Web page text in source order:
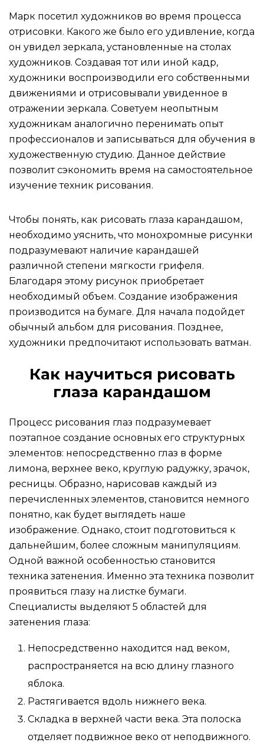
Марк посетил художников во время процесса
отрисовки. Какого же было его удивление, когда
он увидел зеркала, установленные на столах
художников. Создавая тот или иной кадр,
художники воспроизводили его собственными
движениями и отрисовывали увиденное в
отражении зеркала. Советуем неопытным
художникам аналогично перенимать опыт
профессионалов и записываться для обучения в
художественную студию. Данное действие
позволит сэкономить время на самостоятельное
изучение техник рисования.
Чтобы понять, как рисовать глаза карандашом,
необходимо уяснить, что монохромные рисунки
подразумевают наличие карандашей
различной степени мягкости грифеля.
Благодаря этому рисунок приобретает
необходимый объем. Создание изображения
производится на бумаге. Для начала подойдет
обычный альбом для рисования. Позднее,
художники предпочитают использовать ватман.
Как научиться рисовать
глаза карандашом
Процесс рисования глаз подразумевает
поэтапное создание основных его структурных
элементов: непосредственно глаз в форме
лимона, верхнее веко, круглую радужку, зрачок,
ресницы. Образно, нарисовав каждый из
перечисленных элементов, становится немного
понятно, как будет выглядеть наше
изображение. Однако, стоит подготовиться к
дальнейшим, более сложным манипуляциям.
Одной важной особенностью становится
техника затенения. Именно эта техника позволит
проявиться глазу на листке бумаги.
Специалисты выделяют 5 областей для
затенения глаза:
Непосредственно находится над веком,
распространяется на всю длину глазного
яблока.
Растягивается вдоль нижнего века.
Складка в верхней части века. Эта полоска
отделяет подвижное веко от неподвижного.